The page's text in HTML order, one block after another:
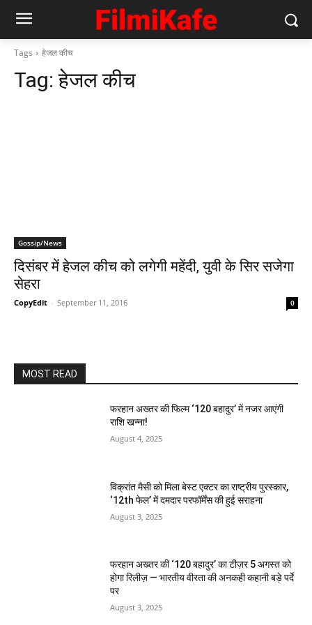
Tags हेजल कीच
Tag:हेजल कीच
Gossip/News
दिसंबर में हेजल कीच को लगेगी महेंदी, युवी के सिर सजेगा
सेहरा
CopyEdit - September 11, 2016 0
MOST READ
फरहान अख्तर की फिल्म ‘120 बहादुर’ में नजर आएंगी
राशि खन्ना!
August 4, 2025
विक्रांत मैसी को मिला बेस्ट एक्टर का राष्ट्रीय पुरस्कार,
‘12th फेल’ में दमदार परफॉर्मेंस की हुई सराहना
August 3, 2025
फरहान अख्तर की ‘120 बहादुर’ का टीज़र 5 अगस्त को
होगा रिलीज़ — भारतीय वीरता की अनकही कहानी बड़े पर्दे
पर
August 3, 2025